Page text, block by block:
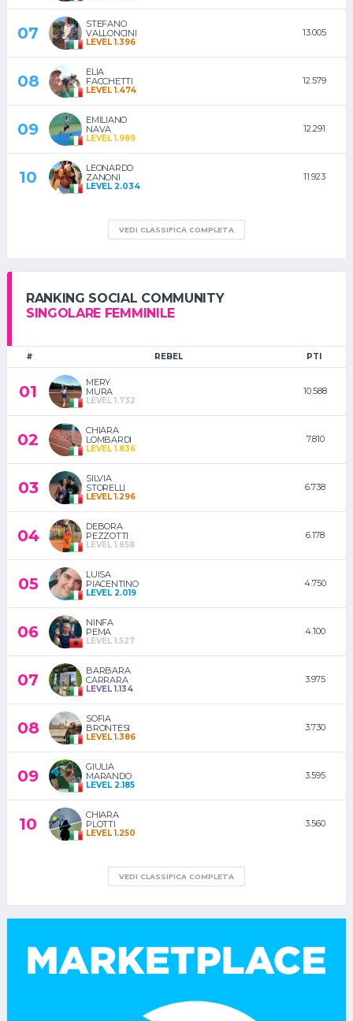
07
STEFANO
VALLONCINI
LEVEL 1.396
13.005
08
ELIA
FACCHETTI
LEVEL 1.474
12.579
09
EMILIANO
NAVA
LEVEL 1.989
12.291
10
LEONARDO
ZANONI
LEVEL 2.034
11.923
VEDI CLASSIFICA COMPLETA
RANKING SOCIAL COMMUNITY
SINGOLARE FEMMINILE
# REBEL PTI
01
MERY
MURA
LEVEL 1.732
10.588
02
CHIARA
LOMBARDI
LEVEL 1.836
7.810
03
SILVIA
STORELLI
LEVEL 1.296
6.738
04
DEBORA
PEZZOTTI
LEVEL 1.658
6.178
05
LUISA
PIACENTINO
LEVEL 2.019
4.750
06
NINFA
PEMA
LEVEL 1.527
4.100
07
BARBARA
CARRARA
LEVEL 1.134
3.975
08
SOFIA
BRONTESI
LEVEL 1.386
3.730
09
GIULIA
MARANDO
LEVEL 2.185
3.595
10
CHIARA
PLOTTI
LEVEL 1.250
3.560
VEDI CLASSIFICA COMPLETA